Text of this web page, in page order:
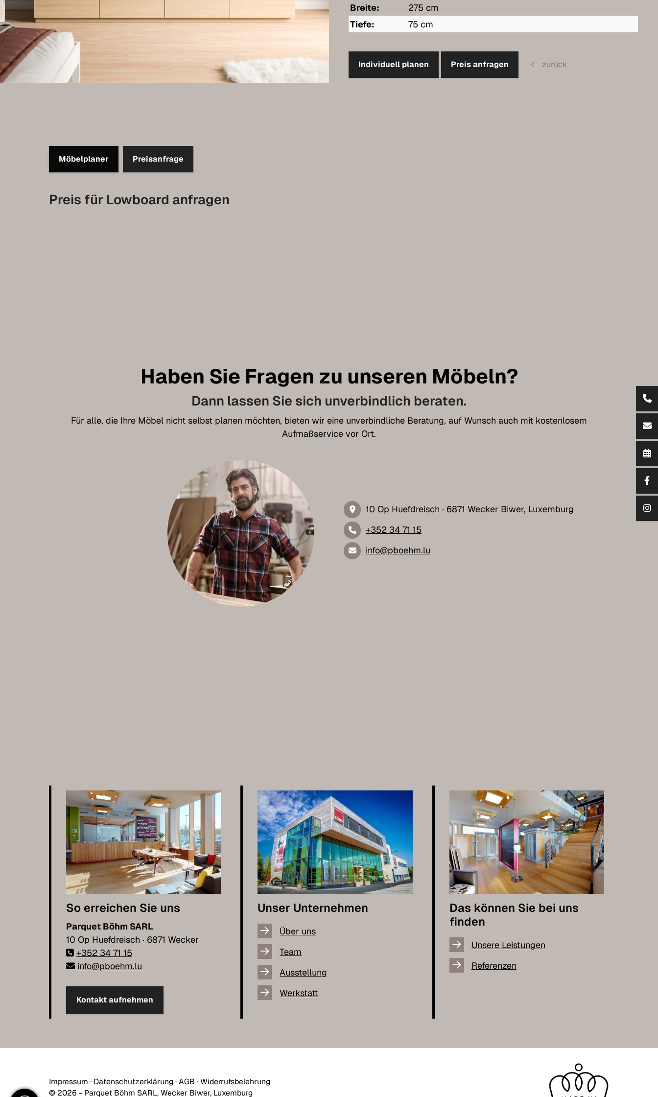
Breite:
275 cm
Tiefe:
75 cm
Individuell planen Preis anfragen zurück
Möbelplaner Preisanfrage
Preis für Lowboard anfragen
Haben Sie Fragen zu unseren Möbeln?
Dann lassen Sie sich unverbindlich beraten.
Für alle, die Ihre Möbel nicht selbst planen möchten, bieten wir eine unverbindliche Beratung, auf Wunsch auch mit kostenlosem
Aufmaßservice vor Ort.
10 Op Huefdreisch · 6871 Wecker Biwer, Luxemburg
+352 34 71 15
info@pboehm.lu
So erreichen Sie uns
Parquet Böhm SARL
10 Op Huefdreisch · 6871 Wecker
+352 34 71 15
info@pboehm.lu
Kontakt aufnehmen
Unser Unternehmen
Über uns
Team
Ausstellung
Werkstatt
Das können Sie bei uns
finden
Unsere Leistungen
Referenzen
Impressum · Datenschutzerklärung·AGB ·Widerrufsbelehrung
© 2026 - Parquet Böhm SARL, Wecker Biwer, Luxemburg